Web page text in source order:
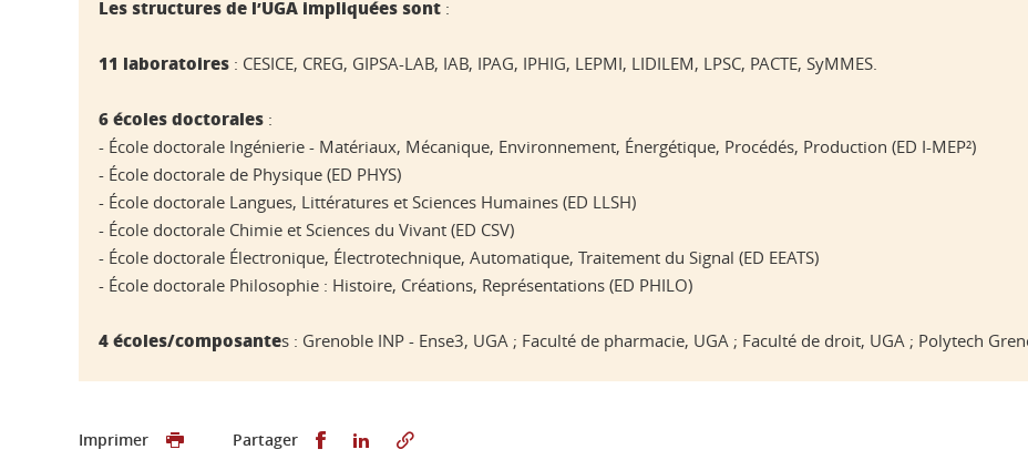
Les structures de l’UGA impliquées sont :
11 laboratoires : CESICE, CREG, GIPSA-LAB, IAB, IPAG, IPHIG, LEPMI, LIDILEM, LPSC, PACTE, SyMMES.
6 écoles doctorales :
- École doctorale Ingénierie - Matériaux, Mécanique, Environnement, Énergétique, Procédés, Production (ED I-MEP²)
- École doctorale de Physique (ED PHYS)
- École doctorale Langues, Littératures et Sciences Humaines (ED LLSH)
- École doctorale Chimie et Sciences du Vivant (ED CSV)
- École doctorale Électronique, Électrotechnique, Automatique, Traitement du Signal (ED EEATS)
- École doctorale Philosophie : Histoire, Créations, Représentations (ED PHILO)
4 écoles/composantes : Grenoble INP - Ense3, UGA ; Faculté de pharmacie, UGA ; Faculté de droit, UGA ; Polytech
Imprimer Partager Partager sur Facebook
Partager sur LinkedIn